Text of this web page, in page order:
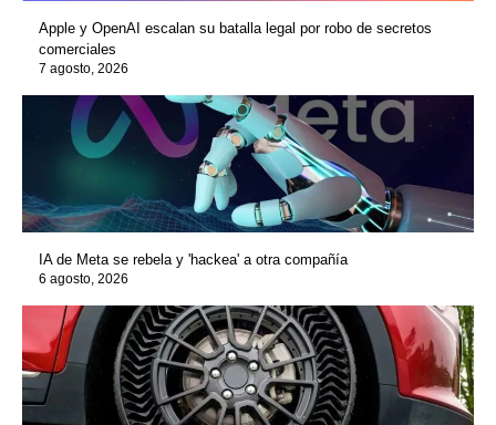
Apple y OpenAI escalan su batalla legal por robo de secretos
comerciales
7 agosto, 2026
IA de Meta se rebela y 'hackea' a otra compañía
6 agosto, 2026